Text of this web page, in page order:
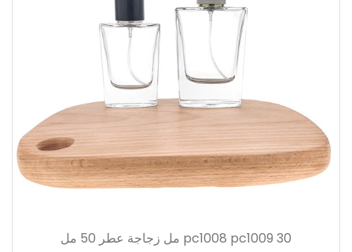
pc1008 pc1009 30 مل زجاجة عطر 50 مل